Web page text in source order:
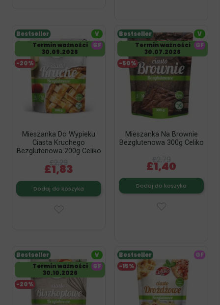
Mieszanka Do Wypieku
Ciasta Kruchego
Bezglutenowa 200g Celiko
£2,29
£1,83
Dodaj do koszyka
-20%
Bestseller
Termin ważności
30.09.2026
V
GF
Mieszanka Na Brownie
Bezglutenowa 300g Celiko
£1,40
Dodaj do koszyka
-50%
Bestseller
Termin ważności
30.07.2026
V
GF
-20%
Bestseller
Termin ważności
30.10.2026
V
GF
-15%
Bestseller GF